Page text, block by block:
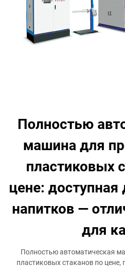
Полностью
машина для
пластиковых
цене:
напитков —
для
Полностью автоматическая
пластиковых стаканов по